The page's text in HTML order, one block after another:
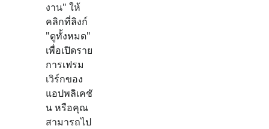
งาน" ให้
คลิกที่ลิงก์
"ดูทั้งหมด"
เพื่อเปิดราย
การเฟรม
เวิร์กของ
แอปพลิเคชั
น หรือคุณ
สามารถไป